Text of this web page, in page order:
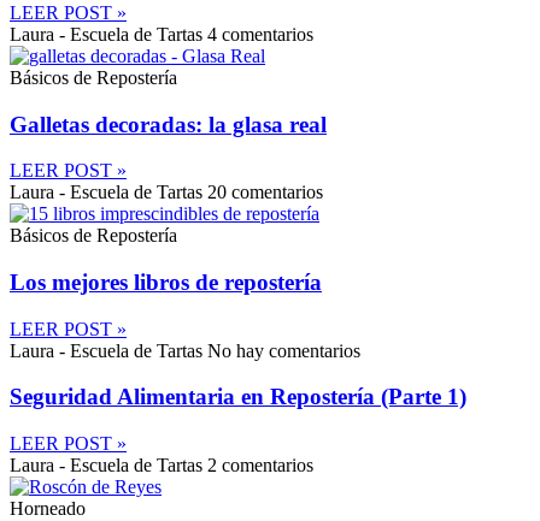
LEER POST »
Laura - Escuela de Tartas 4 comentarios
Básicos de Repostería
Galletas decoradas: la glasa real
LEER POST »
Laura - Escuela de Tartas 20 comentarios
Básicos de Repostería
Los mejores libros de repostería
LEER POST »
Laura - Escuela de Tartas No hay comentarios
Seguridad Alimentaria en Repostería (Parte 1)
LEER POST »
Laura - Escuela de Tartas 2 comentarios
Horneado